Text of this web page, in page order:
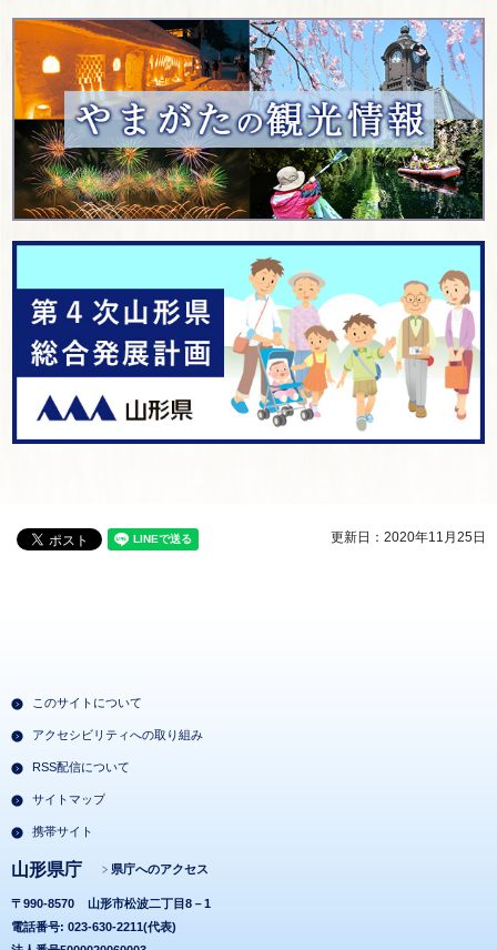
更新日：2020年11月25日
このサイトについて
アクセシビリティへの取り組み
RSS配信について
サイトマップ
携帯サイト
山形県庁 県庁へのアクセス
〒990-8570
山形市松波二丁目8－1
電話番号: 023-630-2211(代表)